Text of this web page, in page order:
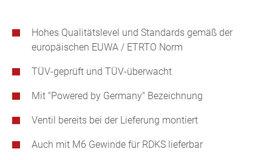
Hohes Qualitätslevel und Standards gemäß der
europäischen EUWA / ETRTO Norm
TÜV-geprüft und TÜV-überwacht
Mit "Powered by Germany" Bezeichnung
Ventil bereits bei der Lieferung montiert
Auch mit M6 Gewinde für RDKS lieferbar